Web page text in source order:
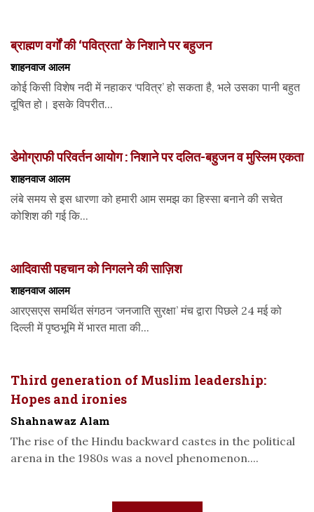
ब्राह्मण वर्गों की ‘पवित्रता’ के निशाने पर बहुजन
शाहनवाज आलम
कोई किसी विशेष नदी में नहाकर ‘पवित्र’ हो सकता है, भले उसका पानी बहुत
दूषित हो। इसके विपरीत...
डेमोग्राफी परिवर्तन आयोग : निशाने पर दलित-बहुजन व मुस्लिम एकता
शाहनवाज आलम
लंबे समय से इस धारणा को हमारी आम समझ का हिस्सा बनाने की सचेत
कोशिश की गई कि...
आदिवासी पहचान को निगलने की साज़िश
शाहनवाज आलम
आरएसएस समर्थित संगठन ‘जनजाति सुरक्षा’ मंच द्वारा पिछले 24 मई को
दिल्ली में पृष्ठभूमि में भारत माता की...
Third generation of Muslim leadership:
Hopes and ironies
Shahnawaz Alam
The rise of the Hindu backward castes in the political
arena in the 1980s was a novel phenomenon....